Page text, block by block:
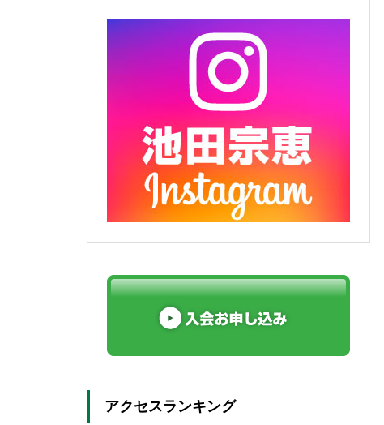
た。
アクセスランキング